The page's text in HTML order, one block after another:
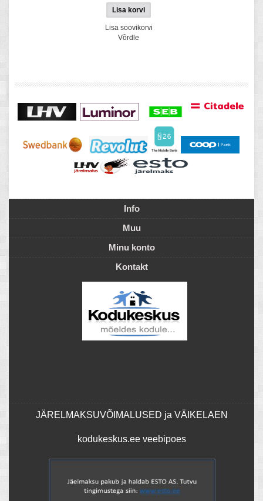
Lisa soovikorvi
Võrdle
Info
Muu
Minu konto
Kontakt
JÄRELMAKSUVÕIMALUSED ja VÄIKELAEN
kodukeskus.ee veebipoes